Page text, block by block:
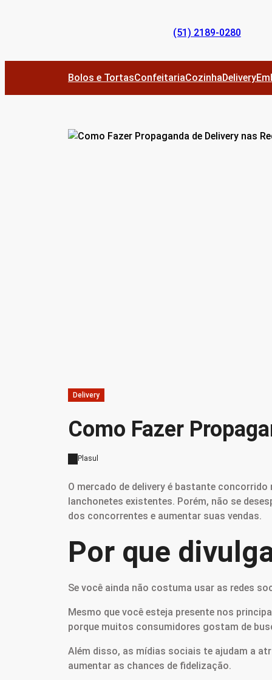
(51) 2189-0280
Bolos e TortasConfeitariaCozinhaDelivery
Delivery
Como Fazer
Plasul
O mercado de delivery é bastante
lanchonetes existentes. Porém, não se
dos concorrentes e aumentar suas vendas.
Por que
Se você ainda não costuma usar as redes
Mesmo que você esteja presente nos
porque muitos consumidores gostam de
Além disso, as mídias sociais te ajudam a
aumentar as chances de fidelização.